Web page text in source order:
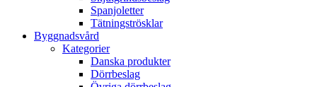
Spanjoletter
Tätningströsklar
Byggnadsvård
Kategorier
Danska produkter
Dörrbeslag